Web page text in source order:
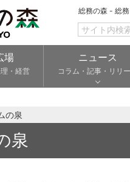
総務の森 - 総務
場
・経営
ニュース
コラム・記事・リリ
の泉
泉